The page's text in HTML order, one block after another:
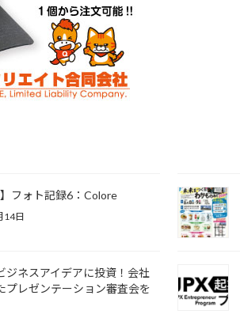
】フォト記録6：Colore
14日
ジネスアイデアに投資！会社
プレゼンテーション審査会を